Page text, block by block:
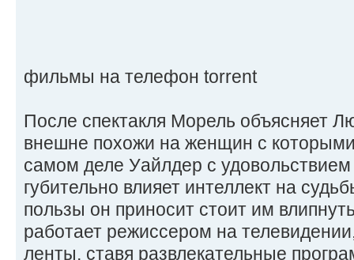
фильмы на телефон torrent
После спектакля Морель объясняет
внешне похожи на женщин с
самом деле Уайлдер с
губительно влияет интеллект на
пользы он приносит стоит им
работает режиссером на
ленты, ставя развлекательные